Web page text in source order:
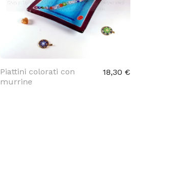
Piattini colorati con
murrine
18,30 €